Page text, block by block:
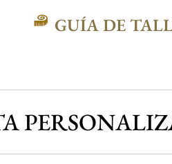
GUÍA DE